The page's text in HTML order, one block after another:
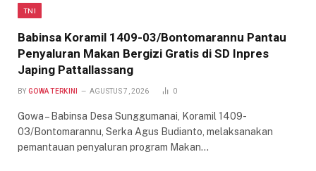
TNI
Babinsa Koramil 1409-03/Bontomarannu Pantau
Penyaluran Makan Bergizi Gratis di SD Inpres
Japing Pattallassang
BY GOWA TERKINI AGUSTUS 7, 2026 0
Gowa – Babinsa Desa Sunggumanai, Koramil 1409-
03/Bontomarannu, Serka Agus Budianto, melaksanakan
pemantauan penyaluran program Makan…